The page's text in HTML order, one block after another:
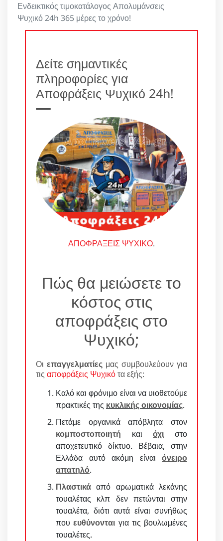
Ενδεικτικός τιμοκατάλογος Απολυμάνσεις
Ψυχικό 24h 365 μέρες το χρόνο!
Δείτε σημαντικές
πληροφορίες για
Αποφράξεις Ψυχικό 24h!
ΑΠΟΦΡΑΞΕΙΣ ΨΥΧΙΚΟ.
Πώς θα μειώσετε το
κόστος στις
αποφράξεις στο
Ψυχικό;
Οι επαγγελματίες μας συμβουλεύουν για
τις αποφράξεις Ψυχικότα εξής:
Καλό και φρόνιμο είναι να υιοθετούμε
πρακτικές της κυκλικής οικονομίας.
Πετάμε οργανικά απόβλητα στον
κομποστοποιητή καιόχι στο
αποχετευτικό δίκτυο. Βέβαια, στην
Ελλάδα αυτό ακόμη είναι όνειρο
απατηλό.
Πλαστικά από αρωματικά λεκάνης
τουαλέτας κλπ δεν πετώνται στην
τουαλέτα, διότι αυτά είναι συνήθως
πουευθύνονται για τις βουλωμένες
τουαλέτες.